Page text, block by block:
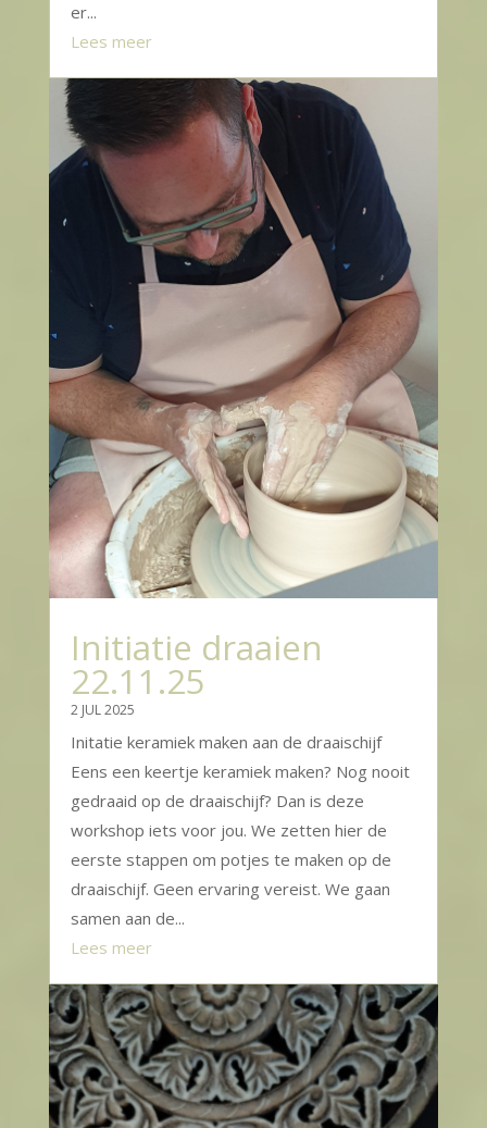
er...
Lees meer
Initiatie draaien
22.11.25
2 JUL 2025
Initatie keramiek maken aan de draaischijf
Eens een keertje keramiek maken? Nog nooit
gedraaid op de draaischijf? Dan is deze
workshop iets voor jou. We zetten hier de
eerste stappen om potjes te maken op de
draaischijf. Geen ervaring vereist. We gaan
samen aan de...
Lees meer